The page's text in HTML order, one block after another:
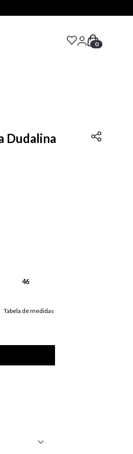
0
Dudalina
46
Tabela de medidas